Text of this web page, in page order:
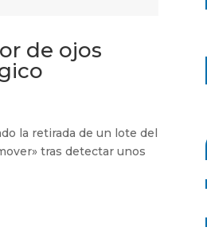
de ojos
la retirada de un lote del
tras detectar unos